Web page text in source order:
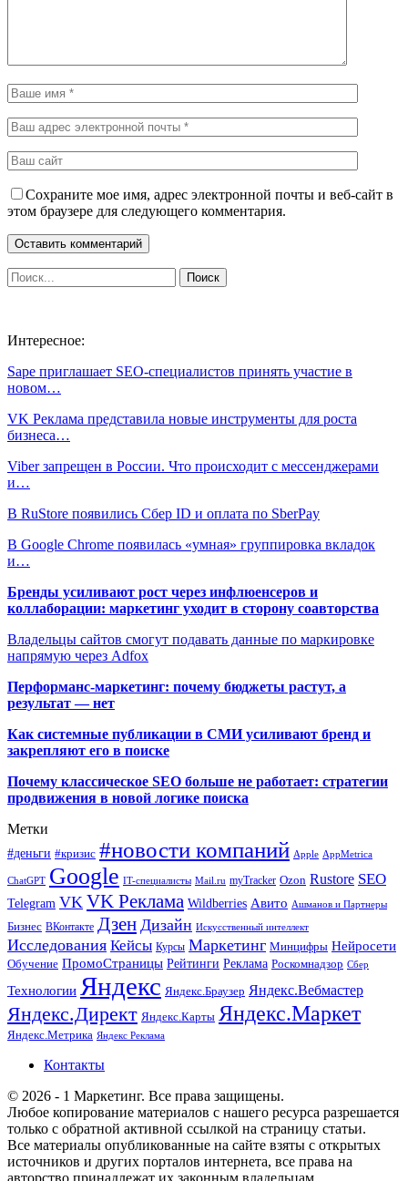
Сохраните мое имя, адрес электронной почты и веб-сайт в
этом браузере для следующего комментария.
Интересное:
Sape приглашает SEO-специалистов принять участие в
новом…
VK Реклама представила новые инструменты для роста
бизнеса…
Viber запрещен в России. Что происходит с мессенджерами
и…
В RuStore появились Сбер ID и оплата по SberPay
В Google Chrome появилась «умная» группировка вкладок
и…
Бренды усиливают рост через инфлюенсеров и
коллаборации: маркетинг уходит в сторону соавторства
Владельцы сайтов смогут подавать данные по маркировке
напрямую через Adfox
Перформанс-маркетинг: почему бюджеты растут, а
результат — нет
Как системные публикации в СМИ усиливают бренд и
закрепляют его в поиске
Почему классическое SEO больше не работает: стратегии
продвижения в новой логике поиска
Метки
#деньги #кризис #новости компаний Apple AppMetrica
ChatGPT Google IT-специалисты Mail.ru myTracker Ozon Rustore SEO
Telegram VK VK Реклама Wildberries Авито Ашманов и Партнеры
Бизнес ВКонтакте Дзен Дизайн Искусственный интеллект
Исследования Кейсы Курсы Маркетинг Минцифры Нейросети
Обучение ПромоСтраницы Рейтинги Реклама Роскомнадзор Сбер
Технологии Яндекс Яндекс.Браузер Яндекс.Вебмастер
Яндекс.Директ Яндекс.Карты Яндекс.Маркет
Яндекс.Метрика Яндекс Реклама
Контакты
© 2026 - 1 Маркетинг. Все права защищены.
Любое копирование материалов с нашего ресурса разрешается
только с обратной активной ссылкой на страницу статьи.
Все материалы опубликованные на сайте взяты с открытых
источников и других порталов интернета, все права на
авторство принадлежат их законным владельцам.